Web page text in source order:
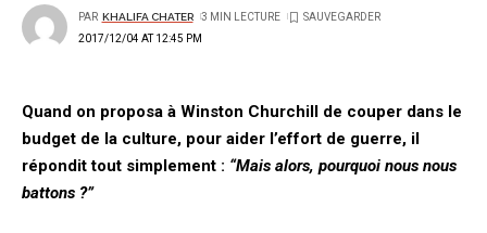
2017/12/04 AT 12:45 PM
PAR KHALIFA CHATER 3 MIN LECTURE
Quand on proposa à Winston Churchill de couper dans le
budget de la culture, pour aider l’effort de guerre, il
répondit tout simplement : “Mais alors, pourquoi nous nous
battons ?”